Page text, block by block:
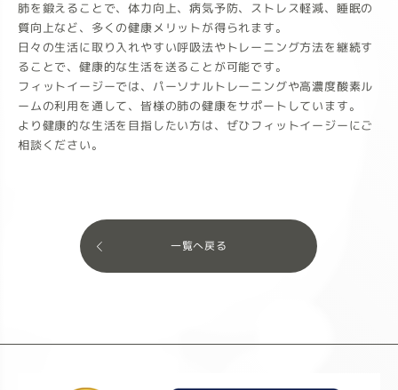
肺を鍛えることで、体力向上、病気予防、ストレス軽減、睡眠の
質向上など、多くの健康メリットが得られます。
日々の生活に取り入れやすい呼吸法やトレーニング方法を継続す
ることで、健康的な生活を送ることが可能です。
フィットイージーでは、パーソナルトレーニングや高濃度酸素ル
ームの利用を通して、皆様の肺の健康をサポートしています。
より健康的な生活を目指したい方は、ぜひフィットイージーにご
相談ください。
一覧へ戻る